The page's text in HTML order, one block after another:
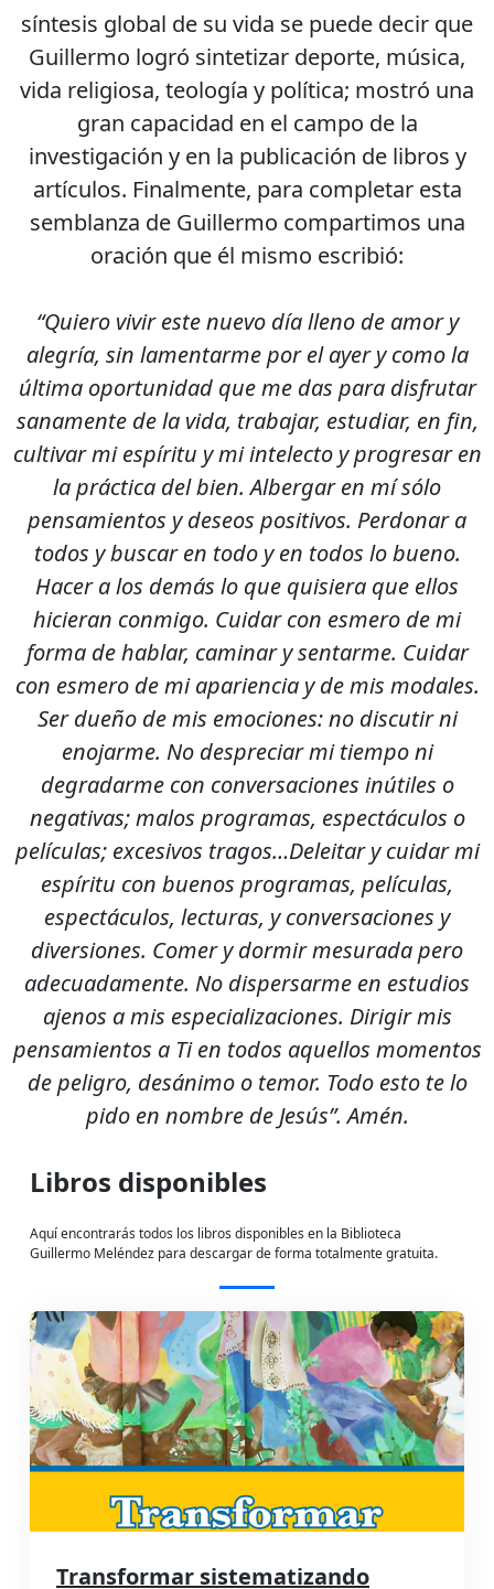
síntesis global de su vida se puede decir que
Guillermo logró sintetizar deporte, música,
vida religiosa, teología y política; mostró una
gran capacidad en el campo de la
investigación y en la publicación de libros y
artículos. Finalmente, para completar esta
semblanza de Guillermo compartimos una
oración que él mismo escribió:
“Quiero vivir este nuevo día lleno de amor y
alegría, sin lamentarme por el ayer y como la
última oportunidad que me das para disfrutar
sanamente de la vida, trabajar, estudiar, en fin,
cultivar mi espíritu y mi intelecto y progresar en
la práctica del bien. Albergar en mí sólo
pensamientos y deseos positivos. Perdonar a
todos y buscar en todo y en todos lo bueno.
Hacer a los demás lo que quisiera que ellos
hicieran conmigo. Cuidar con esmero de mi
forma de hablar, caminar y sentarme. Cuidar
con esmero de mi apariencia y de mis modales.
Ser dueño de mis emociones: no discutir ni
enojarme. No despreciar mi tiempo ni
degradarme con conversaciones inútiles o
negativas; malos programas, espectáculos o
películas; excesivos tragos…Deleitar y cuidar mi
espíritu con buenos programas, películas,
espectáculos, lecturas, y conversaciones y
diversiones. Comer y dormir mesurada pero
adecuadamente. No dispersarme en estudios
ajenos a mis especializaciones. Dirigir mis
pensamientos a Ti en todos aquellos momentos
de peligro, desánimo o temor. Todo esto te lo
pido en nombre de Jesús”. Amén.
Libros disponibles
Aquí encontrarás todos los libros disponibles en la Biblioteca
Guillermo Meléndez para descargar de forma totalmente gratuita.
Transformar sistematizando